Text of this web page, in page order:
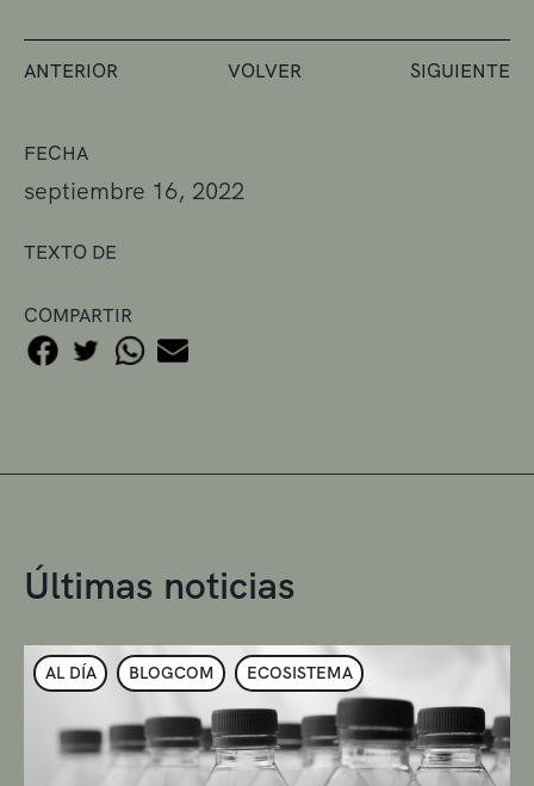
FECHA
septiembre 16, 2022
TEXTO DE
COMPARTIR
ANTERIOR VOLVER SIGUIENTE
Últimas noticias
AL DÍA BLOGCOM ECOSISTEMA